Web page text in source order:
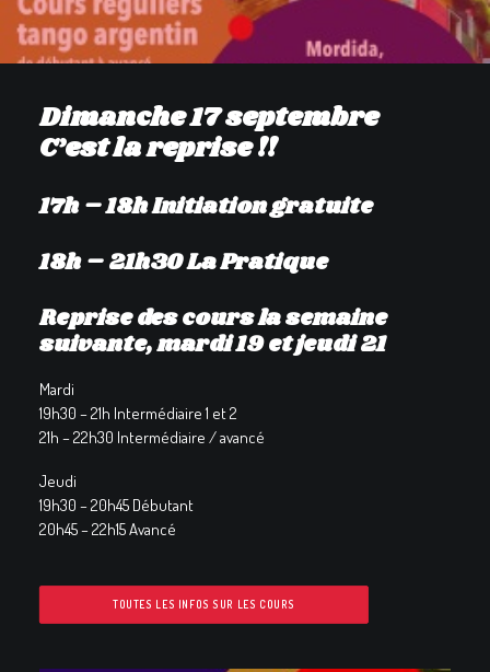
GALERIES
CONTACTEZ-NOUS
YOUTUBE
Dimanche 17 septembre
C’est la reprise !!
17h – 18h Initiation gratuite
18h – 21h30 La Pratique
Reprise des cours la semaine
suivante, mardi 19 et jeudi 21
Mardi
19h30 – 21h Intermédiaire 1 et 2
21h – 22h30 Intermédiaire / avancé
Jeudi
19h30 – 20h45 Débutant
20h45 – 22h15 Avancé
TOUTES LES INFOS SUR LES COURS